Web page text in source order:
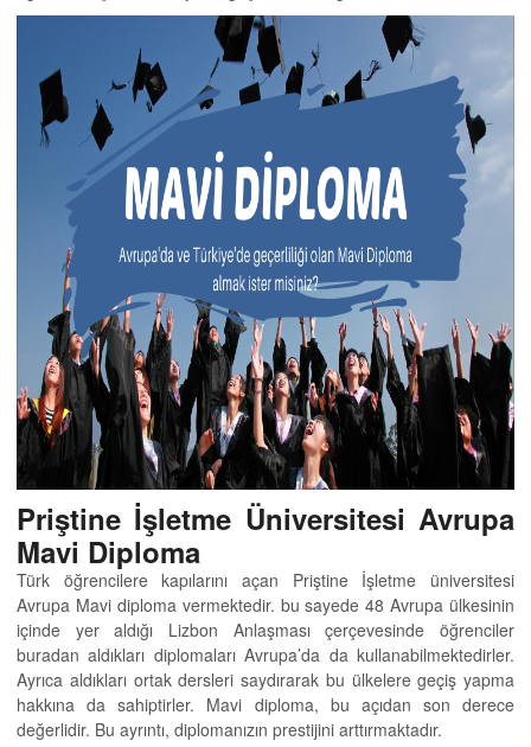
Priştine İşletme Üniversitesi Avrupa
Mavi Diploma
Türk öğrencilere kapılarını açan Priştine İşletme üniversitesi
Avrupa Mavi diploma vermektedir. bu sayede 48 Avrupa ülkesinin
içinde yer aldığı Lizbon Anlaşması çerçevesinde öğrenciler
buradan aldıkları diplomaları Avrupa’da da kullanabilmektedirler.
Ayrıca aldıkları ortak dersleri saydırarak bu ülkelere geçiş yapma
hakkına da sahiptirler. Mavi diploma, bu açıdan son derece
değerlidir. Bu ayrıntı, diplomanızın prestijini arttırmaktadır.